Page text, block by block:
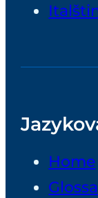
Home